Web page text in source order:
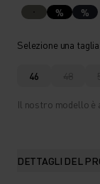
% %
Selezione una taglia
46 48
Il nostro modello è
DETTAGLI DEL